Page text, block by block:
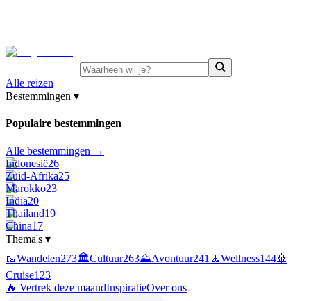
Alle reizen
Bestemmingen ▾
Populaire bestemmingen
Alle bestemmingen →
Indonesië26
Zuid-Afrika25
Marokko23
India20
Thailand19
China17
Thema's ▾
🥾Wandelen273🏛️Cultuur263⛰️Avontuur241 🧘Wellness144🚢
Cruise123
🔥 Vertrek deze maandInspiratieOver ons